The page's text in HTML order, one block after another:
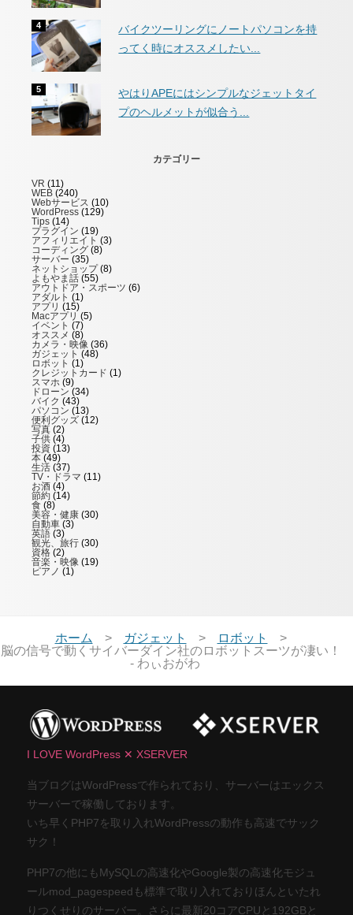
バイクツーリングにノートパソコンを持
ってく時にオススメしたい...
やはりAPEにはシンプルなジェットタイ
プのヘルメットが似合う...
カテゴリー
VR (11)
WEB (240)
Webサービス (10)
WordPress (129)
Tips (14)
プラグイン (19)
アフィリエイト (3)
コーディング (8)
サーバー (35)
ネットショップ(8)
よもやま話 (55)
アウトドア・スポーツ (6)
アダルト (1)
アプリ (15)
Macアプリ (5)
イベント (7)
オススメ (8)
カメラ・映像 (36)
ガジェット (48)
ロボット (1)
クレジットカード (1)
スマホ (9)
ドローン (34)
バイク (43)
パソコン (13)
便利グッズ (12)
写真 (2)
子供 (4)
投資 (13)
本 (49)
生活 (37)
TV・ドラマ (11)
お酒 (4)
節約 (14)
食 (8)
美容・健康 (30)
自動車 (3)
英語 (3)
観光、旅行 (30)
資格 (2)
音楽・映像 (19)
ピアノ (1)
ホーム ガジェット
ロボット
脳の信号で動くサイバーダイン社のロボットスーツが凄い！
- わぃおがわ
I LOVE WordPress ✕ XSERVER
当ブログはWordPressで作られており、サーバーはエックス
サーバーで稼働しております。
いち早くPHP7を取り入れWordPressの動作も高速でサック
サク！
PHP7の他にもMySQLの高速化やGoogle製の高速化モジュ
ールmod_pagespeedも標準で取り入れておりほんといたれ
りつくせりのサーバー。さらに最新20コアCPUと192GBと